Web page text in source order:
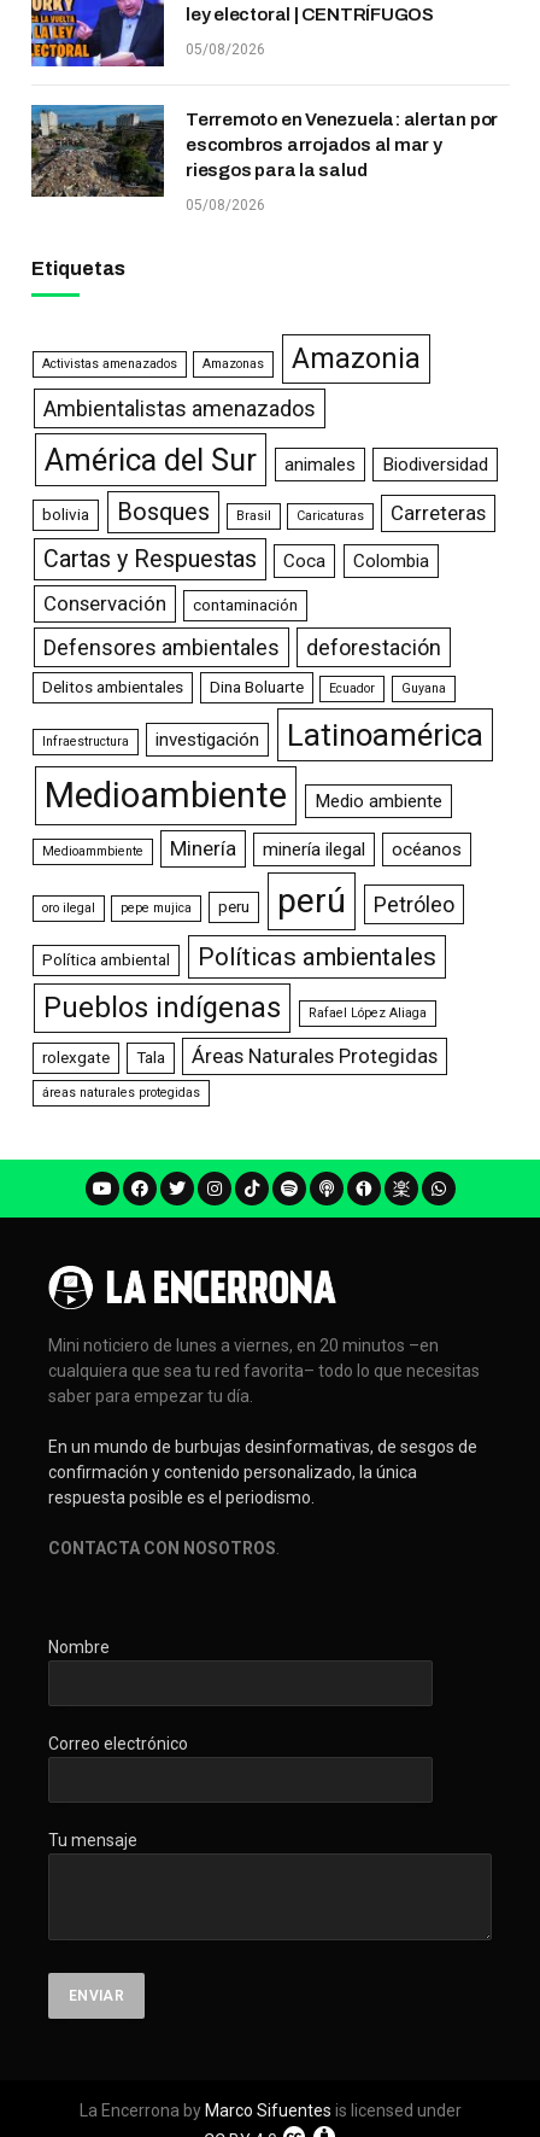
ley electoral | CENTRÍFUGOS
05/08/2026
Terremoto en Venezuela: alertan por
escombros arrojados al mar y
riesgos para la salud
05/08/2026
Etiquetas
Activistas amenazados Amazonas Amazonia
Ambientalistas amenazados
América del Sur animales Biodiversidad
bolivia Bosques Brasil Caricaturas Carreteras
Cartas y Respuestas Coca Colombia
Conservación contaminación
Defensores ambientales deforestación
Delitos ambientales Dina Boluarte Ecuador Guyana
Infraestructura investigación Latinoamérica
Medioambiente Medio ambiente
Medioammbiente Minería minería ilegal océanos
oro ilegal pepe mujica peru perú Petróleo
Política ambiental Políticas ambientales
Pueblos indígenas Rafael López Aliaga
rolexgate Tala Áreas Naturales Protegidas
áreas naturales protegidas
Mini noticiero de lunes a viernes, en 20 minutos –en
cualquiera que sea tu red favorita– todo lo que necesitas
saber para empezar tu día.
En un mundo de burbujas desinformativas, de sesgos de
confirmación y contenido personalizado, la única
respuesta posible es el periodismo.
CONTACTA CON NOSOTROS
Nombre
Correo electrónico
Tu mensaje
La Encerrona by Marco Sifuentes is licensed under